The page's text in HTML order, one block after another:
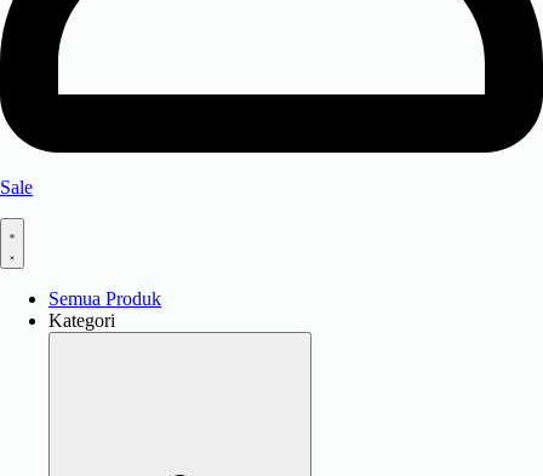
Sale
Semua Produk
Kategori